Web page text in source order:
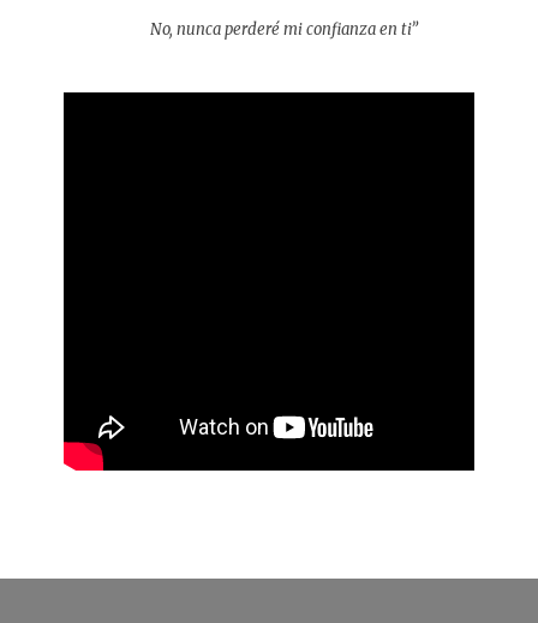
No, nunca perderé mi confianza en ti”